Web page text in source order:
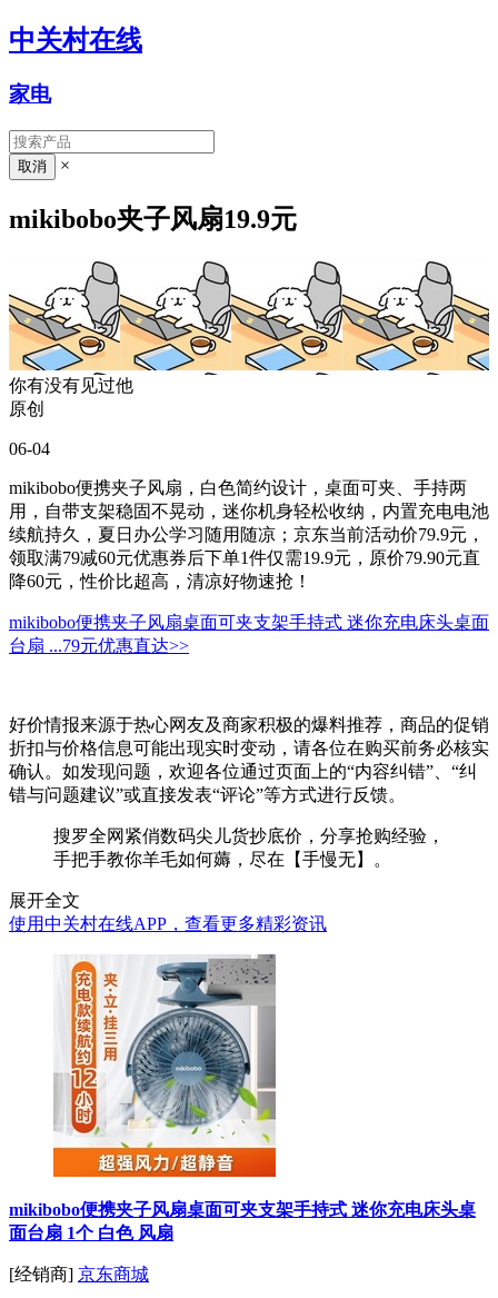
中关村在线
家电
×
mikibobo夹子风扇19.9元
你有没有见过他
原创
06-04
mikibobo便携夹子风扇，白色简约设计，桌面可夹、手持两
用，自带支架稳固不晃动，迷你机身轻松收纳，内置充电电池
续航持久，夏日办公学习随用随凉；京东当前活动价79.9元，
领取满79减60元优惠券后下单1件仅需19.9元，原价79.90元直
降60元，性价比超高，清凉好物速抢！
mikibobo便携夹子风扇桌面可夹支架手持式 迷你充电床头桌面
台扇 ...79元优惠直达>>
好价情报来源于热心网友及商家积极的爆料推荐，商品的促销
折扣与价格信息可能出现实时变动，请各位在购买前务必核实
确认。如发现问题，欢迎各位通过页面上的“内容纠错”、“纠
错与问题建议”或直接发表“评论”等方式进行反馈。
搜罗全网紧俏数码尖儿货抄底价，分享抢购经验，
手把手教你羊毛如何薅，尽在【手慢无】。
展开全文
使用中关村在线APP，查看更多精彩资讯
mikibobo便携夹子风扇桌面可夹支架手持式 迷你充电床头桌
面台扇 1个 白色 风扇
[经销商] 京东商城